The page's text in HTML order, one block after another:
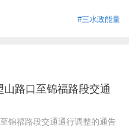
#三水政能量
路口至锦福路段交通
锦福路段交通通行调整的通告